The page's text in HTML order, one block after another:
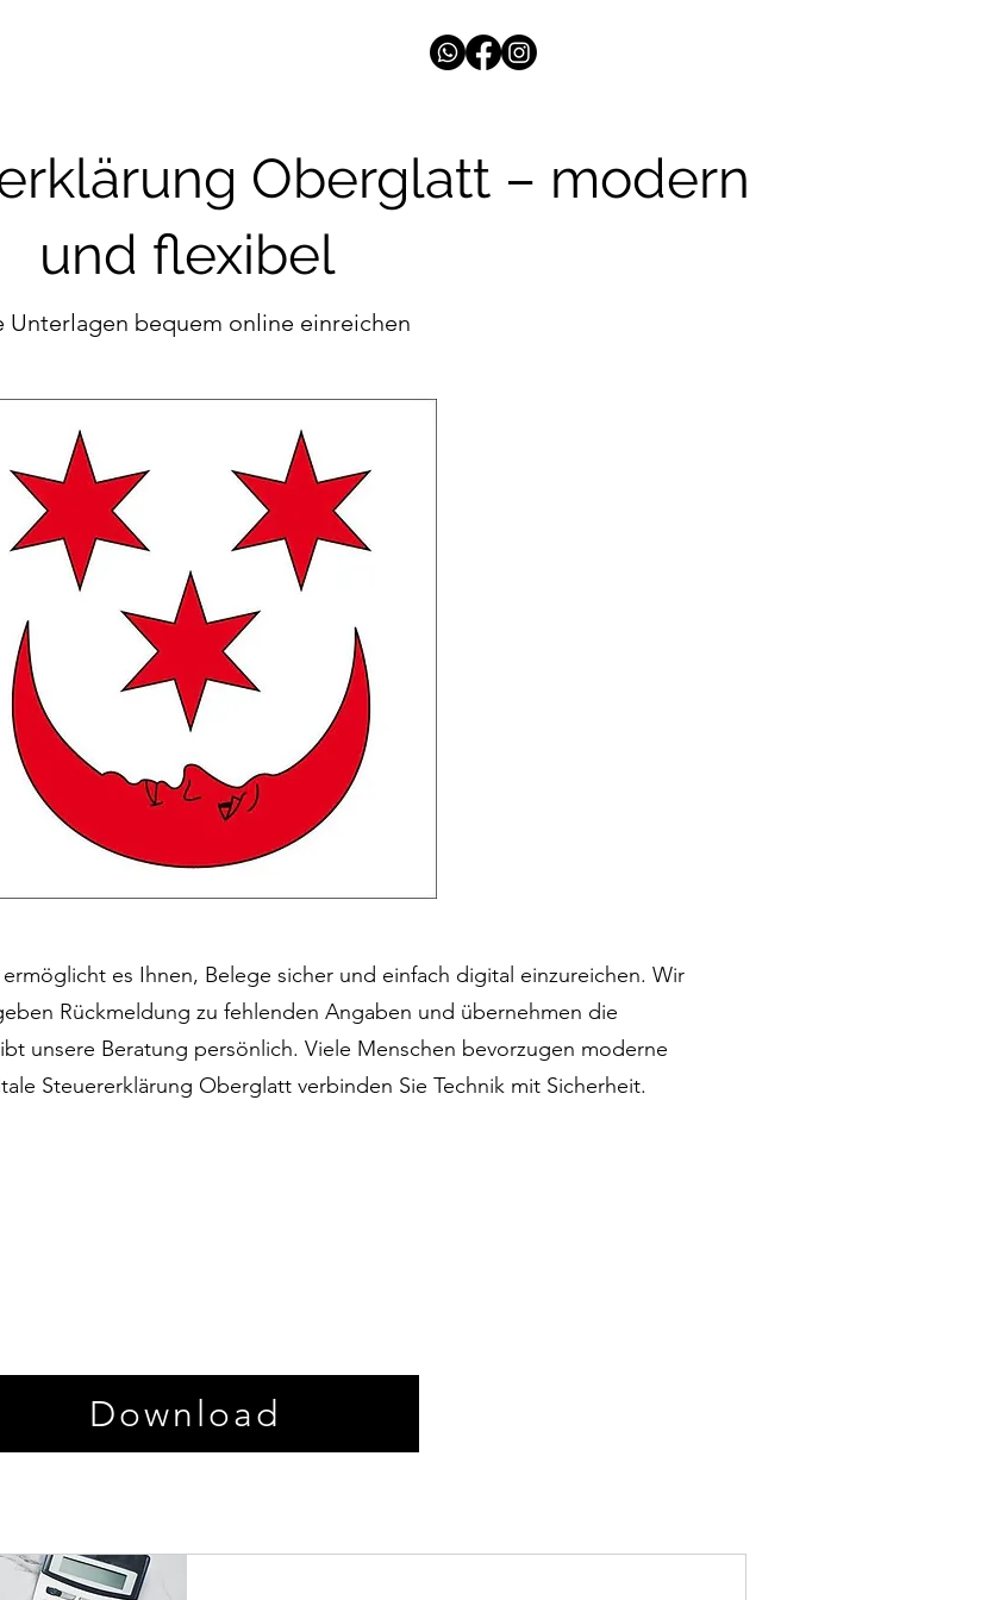
Oberglatt – modern
und flexibel
Unterlagen bequem online einreichen
es Ihnen, Belege sicher und einfach digital einzureichen. Wir
Rückmeldung zu fehlenden Angaben und übernehmen die
unsere Beratung persönlich. Viele Menschen bevorzugen moderne
Steuererklärung Oberglatt verbinden Sie Technik mit Sicherheit.
Download